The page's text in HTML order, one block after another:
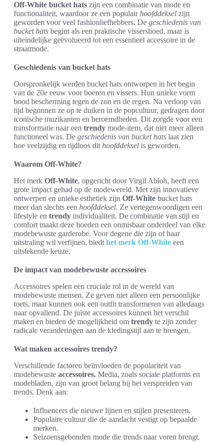
Off-White bucket hats zijn een combinatie van mode en
functionaliteit, waardoor ze een populairhoofddeksel zijn
geworden voor veel fashionliefhebbers. De geschiedenis van
bucket hats begint als een praktische vissershoed, maar is
uiteindelijke geëvolueerd tot een essentieel accessoire in de
straatmode.
Geschiedenis van bucket hats
Oorspronkelijk werden bucket hats ontworpen in het begin
van de 20e eeuw voor boeren en vissers. Hun unieke vorm
bood bescherming tegen de zon en de regen. Na verloop van
tijd begonnen ze op te duiken in de popcultuur, gedragen door
iconische muzikanten en beroemdheden. Dit zorgde voor een
transformatie naar een trendy mode-item, dat niet meer alleen
functioneel was. De geschiedenis van bucket hats laat zien
hoe veelzijdig en tijdloos dit hoofddeksel is geworden.
Waarom Off-White?
Het merk Off-White, opgericht door Virgil Abloh, heeft een
grote impact gehad op de modewereld. Met zijn innovatieve
ontwerpen en unieke esthetiek zijn Off-White bucket hats
meer dan slechts een hoofddeksel. Ze vertegenwoordigen een
lifestyle en trendy individualiteit. De combinatie van stijl en
comfort maakt deze hoeden een onmisbaar onderdeel van elke
modebewuste garderobe. Voor degene die zijn of haar
uitstraling wil verfijnen, biedt het merk Off-White een
uitstekende keuze.
De impact van modebewuste accessoires
Accessoires spelen een cruciale rol in de wereld van
modebewuste mensen. Ze geven niet alleen een persoonlijke
toets, maar kunnen ook een outfit transformeren van alledaags
naar opvallend. De juiste accessoires kunnen het verschil
maken en bieden de mogelijkheid om trendy te zijn zonder
radicale veranderingen aan de kledingstijl aan te brengen.
Wat maken accessoires trendy?
Verschillende factoren beïnvloeden de populariteit van
modebewuste accessoires. Media, zoals sociale platforms en
modebladen, zijn van groot belang bij het verspreiden van
trends. Denk aan:
Influencers die nieuwe lijnen en stijlen presenteren.
Populaire cultuur die de aandacht vestigt op bepaalde
merken.
Seizoensgebonden mode die trends naar voren brengt.